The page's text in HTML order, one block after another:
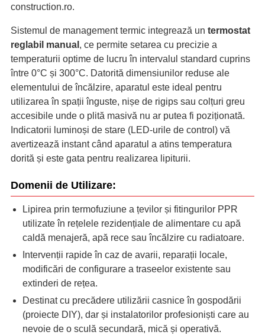
construction.ro.
Sistemul de management termic integrează un termostat
reglabil manual , ce permite setarea cu precizie a
temperaturii optime de lucru în intervalul standard cuprins
între 0°C și 300°C. Datorită dimensiunilor reduse ale
elementului de încălzire, aparatul este ideal pentru
utilizarea în spații înguste, nișe de rigips sau colțuri greu
accesibile unde o plită masivă nu ar putea fi poziționată.
Indicatorii luminoși de stare (LED-urile de control) vă
avertizează instant când aparatul a atins temperatura
dorită și este gata pentru realizarea lipiturii.
Domenii de Utilizare:
Lipirea prin termofuziune a țevilor și fitingurilor PPR
utilizate în rețelele rezidențiale de alimentare cu apă
caldă menajeră, apă rece sau încălzire cu radiatoare.
Intervenții rapide în caz de avarii, reparații locale,
modificări de configurare a traseelor existente sau
extinderi de rețea.
Destinat cu precădere utilizării casnice în gospodării
(proiecte DIY), dar și instalatorilor profesioniști care au
nevoie de o sculă secundară, mică și operativă.